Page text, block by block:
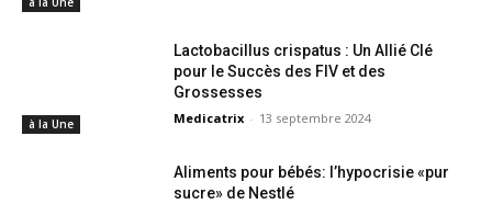
à la Une
Lactobacillus crispatus : Un Allié Clé
pour le Succès des FIV et des
Grossesses
Medicatrix - 13 septembre 2024
Aliments pour bébés: l’hypocrisie «pur
sucre» de Nestlé